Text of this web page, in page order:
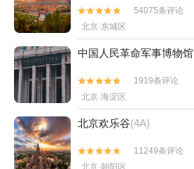


54075条评论
北京·东城区
中国人民革命军事博物馆


1919条评论
北京·海淀区
北京欢乐谷(4A)


11249条评论